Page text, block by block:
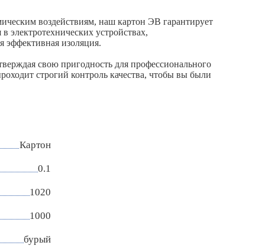
воздействиям, наш картон ЭВ гарантирует
электротехнических устройствах,
эффективная изоляция.
свою пригодность для профессионального
строгий контроль качества, чтобы вы были
Картон
0.1
1020
1000
бурый